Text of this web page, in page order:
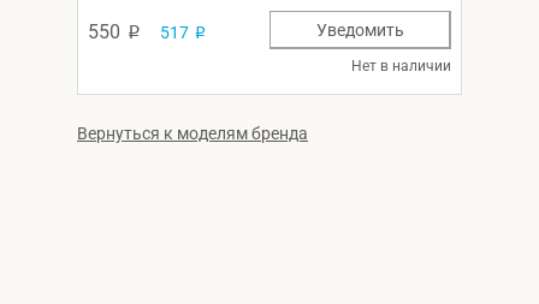
550 p 517 p
Нет в наличии
Уведомить
Вернуться к моделям бренда